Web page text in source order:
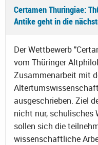
Certamen Thuringiae:
Antike geht in die
Der Wettbewerb
vom Thüringer
Zusammenarbeit mit
ausgeschrieben. Ziel
nicht nur, schulisches
sollen sich die
wissenschaftliche